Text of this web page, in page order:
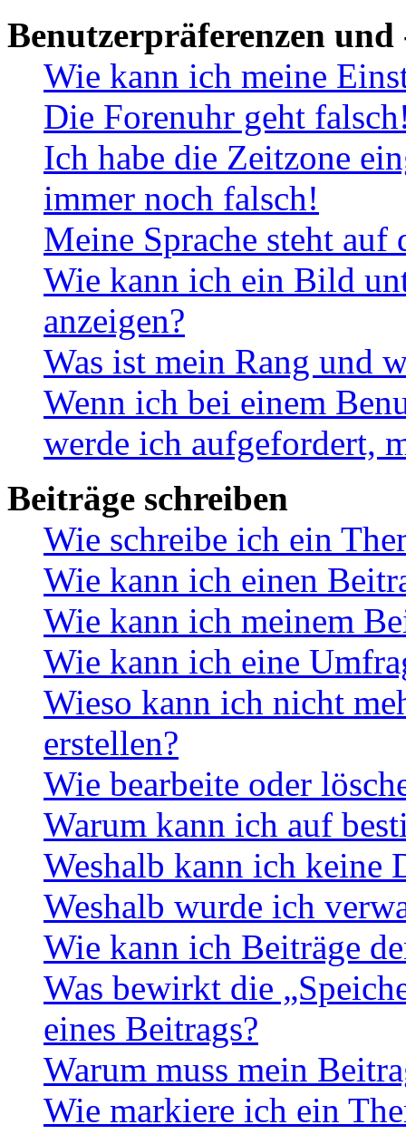
Benutzerpräferenzen und
Wie kann ich meine
Die Forenuhr geht
Ich habe die Zeitzone
immer noch falsch!
Meine Sprache steht
Wie kann ich ein Bild
anzeigen?
Was ist mein Rang und
Wenn ich bei einem
werde ich aufgefordert,
Beiträge schreiben
Wie schreibe ich ein
Wie kann ich einen
Wie kann ich meinem
Wie kann ich eine
Wieso kann ich nicht
erstellen?
Wie bearbeite oder
Warum kann ich auf
Weshalb kann ich keine
Weshalb wurde ich
Wie kann ich Beiträge
Was bewirkt die
eines Beitrags?
Warum muss mein
Wie markiere ich ein